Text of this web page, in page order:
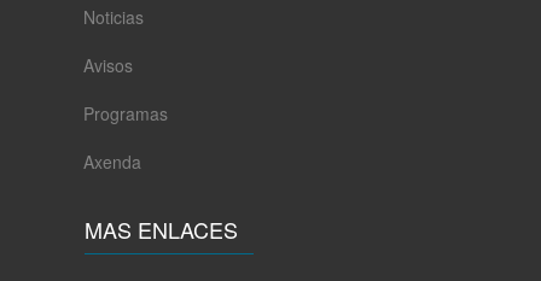
Noticias
Avisos
Programas
Axenda
MAS ENLACES